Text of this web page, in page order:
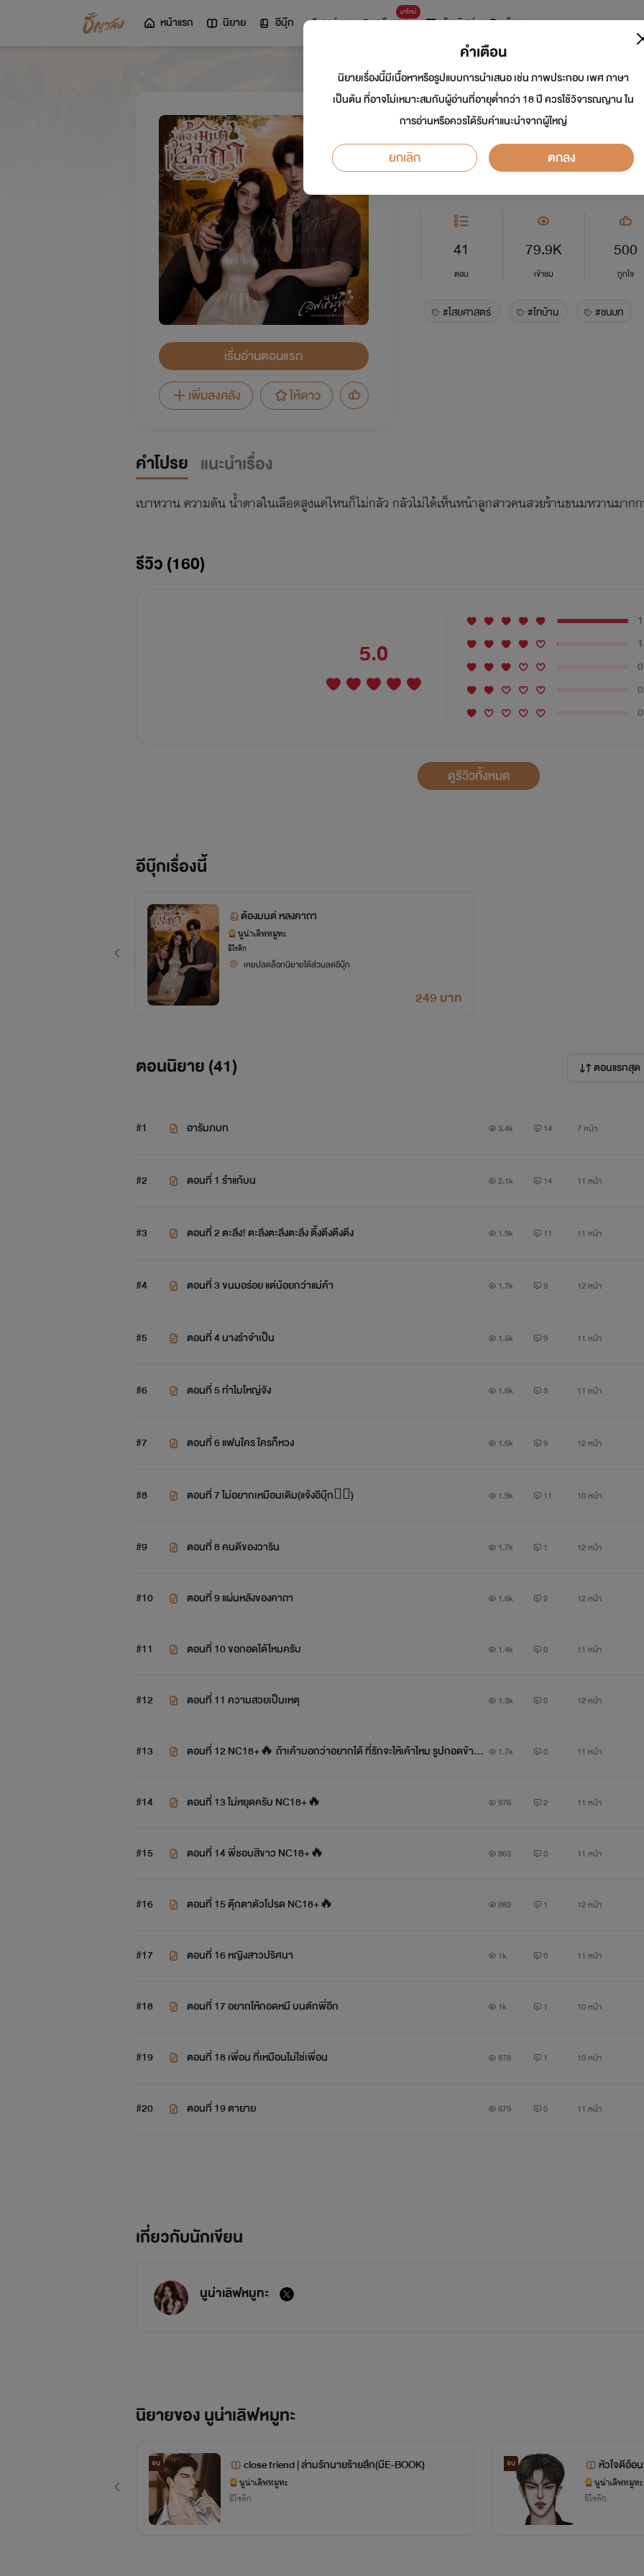
หน้าแรก นิยาย อีบุ๊ก การ์ตูน
มาใหม่
ดรีมแชท ธัญลิสต์ ค้นหา
เริ่มอ่านตอนแรก
เพิ่มลงคลัง
ให้ดาว
ต้องมนต์ หลงคาถา
นักเขียน:นูน่าเลิฟหมูทะ นักวาด: AVA
อีโรติก
41
ตอน
79.9K
เข้าชม
500
ถูกใจ
#ไสยศาสตร์ #ไทบ้าน #ชนบท
คำโปรย แนะนำเรื่อง
เบาหวาน ความดัน น้ำตาลในเลือดสูงแค่ไหนก็ไม่กลัว กลัวไม่ได้เห็นหน้าลูกสาวคนสวยร้านขนมหวานมากก
รีวิว (160)
5.0
1
0
0
0
ดูรีวิวทั้งหมด
อีบุ๊กเรื่องนี้
ต้องมนต์ หลงคาถา
นูน่าเลิฟหมูทะ
อีโรติก
เคยปลดล็อกนิยายได้ส่วนลดอีบุ๊ก
249 บาท
ตอนนิยาย (41) ตอนแรกสุด
#1 อารัมภบท 3.4k 14 7 หน้า
#2 ตอนที่ 1 รำแก้บน 2.1k 14 11 หน้า
#3 ตอนที่ 2 ตะลึง! ตะลึงตะลึงตะลึง ตึ้งตึงตึงตึง 1.9k 11 11 หน้า
#4 ตอนที่ 3 ขนมอร่อย แต่น้อยกว่าแม่ค้า 1.7k 9 12 หน้า
#5 ตอนที่ 4 นางรำจำเป็น 1.5k 9 11 หน้า
#6 ตอนที่ 5 ทำไมใหญ่จัง 1.6k 3 11 หน้า
#7 ตอนที่ 6 แฟนใคร ใครก็หวง 1.6k 9 12 หน้า
#8 ตอนที่ 7 ไม่อยากเหมือนเดิม(แจ้งอีบุ๊ก❤️‍🔥) 1.9k 11 10 หน้า
#9 ตอนที่ 8 คนดีของวาริน 1.7k 1 12 หน้า
#10 ตอนที่ 9 แผ่นหลังของคาถา 1.6k 2 12 หน้า
#11 ตอนที่ 10 ขอกอดได้ไหมครับ 1.4k 0 11 หน้า
#12 ตอนที่ 11 ความสวยเป็นเหตุ 1.3k 0 12 หน้า
#13
ตอนที่ 12 NC18+🔥 ถ้าเค้าบอกว่าอยากได้ ที่รักจะให้เค้าไหม รูปกอดข้างห
1.7k 0 11 หน้า
#14 ตอนที่ 13 ไม่หยุดครับ NC18+🔥 976 2 11 หน้า
#15 ตอนที่ 14 พี่ชอบสีขาว NC18+🔥 863 0 11 หน้า
#16 ตอนที่ 15 ตุ๊กตาตัวโปรด NC18+🔥 883 1 12 หน้า
#17 ตอนที่ 16 หญิงสาวปริศนา 1k 0 11 หน้า
#18 ตอนที่ 17 อยากให้กอดหมี บนตักพี่อีก 1k 1 10 หน้า
#19 ตอนที่ 18 เพื่อน ที่เหมือนไม่ใช่เพื่อน 878 1 10 หน้า
#20 ตอนที่ 19 ตายาย 879 0 11 หน้า
เกี่ยวกับนักเขียน
นูน่าเลิฟหมูทะ
นิยายของ นูน่าเลิฟหมูทะ
จบ close friend ​| ล่ามรักนายร้ายลึก(มีE-BOOK)​
นูน่าเลิฟหมูทะ
อีโรติก
จบ หัวใจดีอ้อ
นูน่าเลิฟหมูทะ
อีโรติก
คำเตือน
นิยายเรื่องนี้มีเนื้อหาหรือรูปแบบการนำเสนอ เช่น ภาพประกอบ เพศ ภาษา
เป็นต้น ที่อาจไม่เหมาะสมกับผู้อ่านที่อายุต่ำกว่า 18 ปี ควรใช้วิจารณญาน ใน
การอ่านหรือควรได้รับคำแนะนำจากผู้ใหญ่
ยกเลิก ตกลง